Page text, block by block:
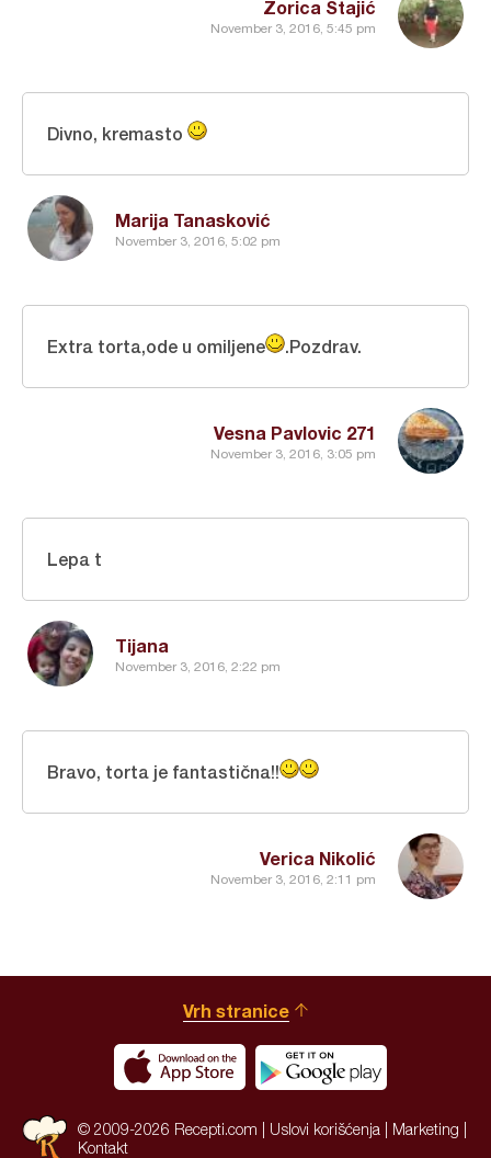
Zorica Stajić
November 3, 2016, 5:45 pm
Marija Tanasković
November 3, 2016, 5:02 pm
Divno, kremasto
Vesna Pavlovic 271
November 3, 2016, 3:05 pm
Extra torta,ode u omiljene .Pozdrav.
Tijana
November 3, 2016, 2:22 pm
Lepa t
Verica Nikolić
November 3, 2016, 2:11 pm
Bravo, torta je fantastična!!
Vrh stranice
© 2009-2026 Recepti.com | Uslovi korišćenja Marketing
Kontakt